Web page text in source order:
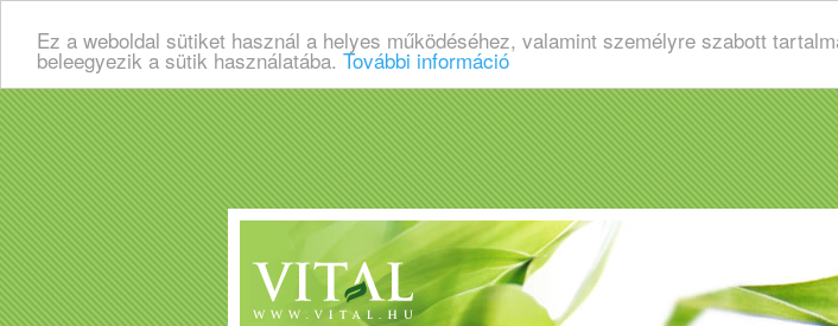
Ez a weboldal sütiket használ a helyes működéséhez, valamint személyre szabott
beleegyezik a sütik használatába. További információ